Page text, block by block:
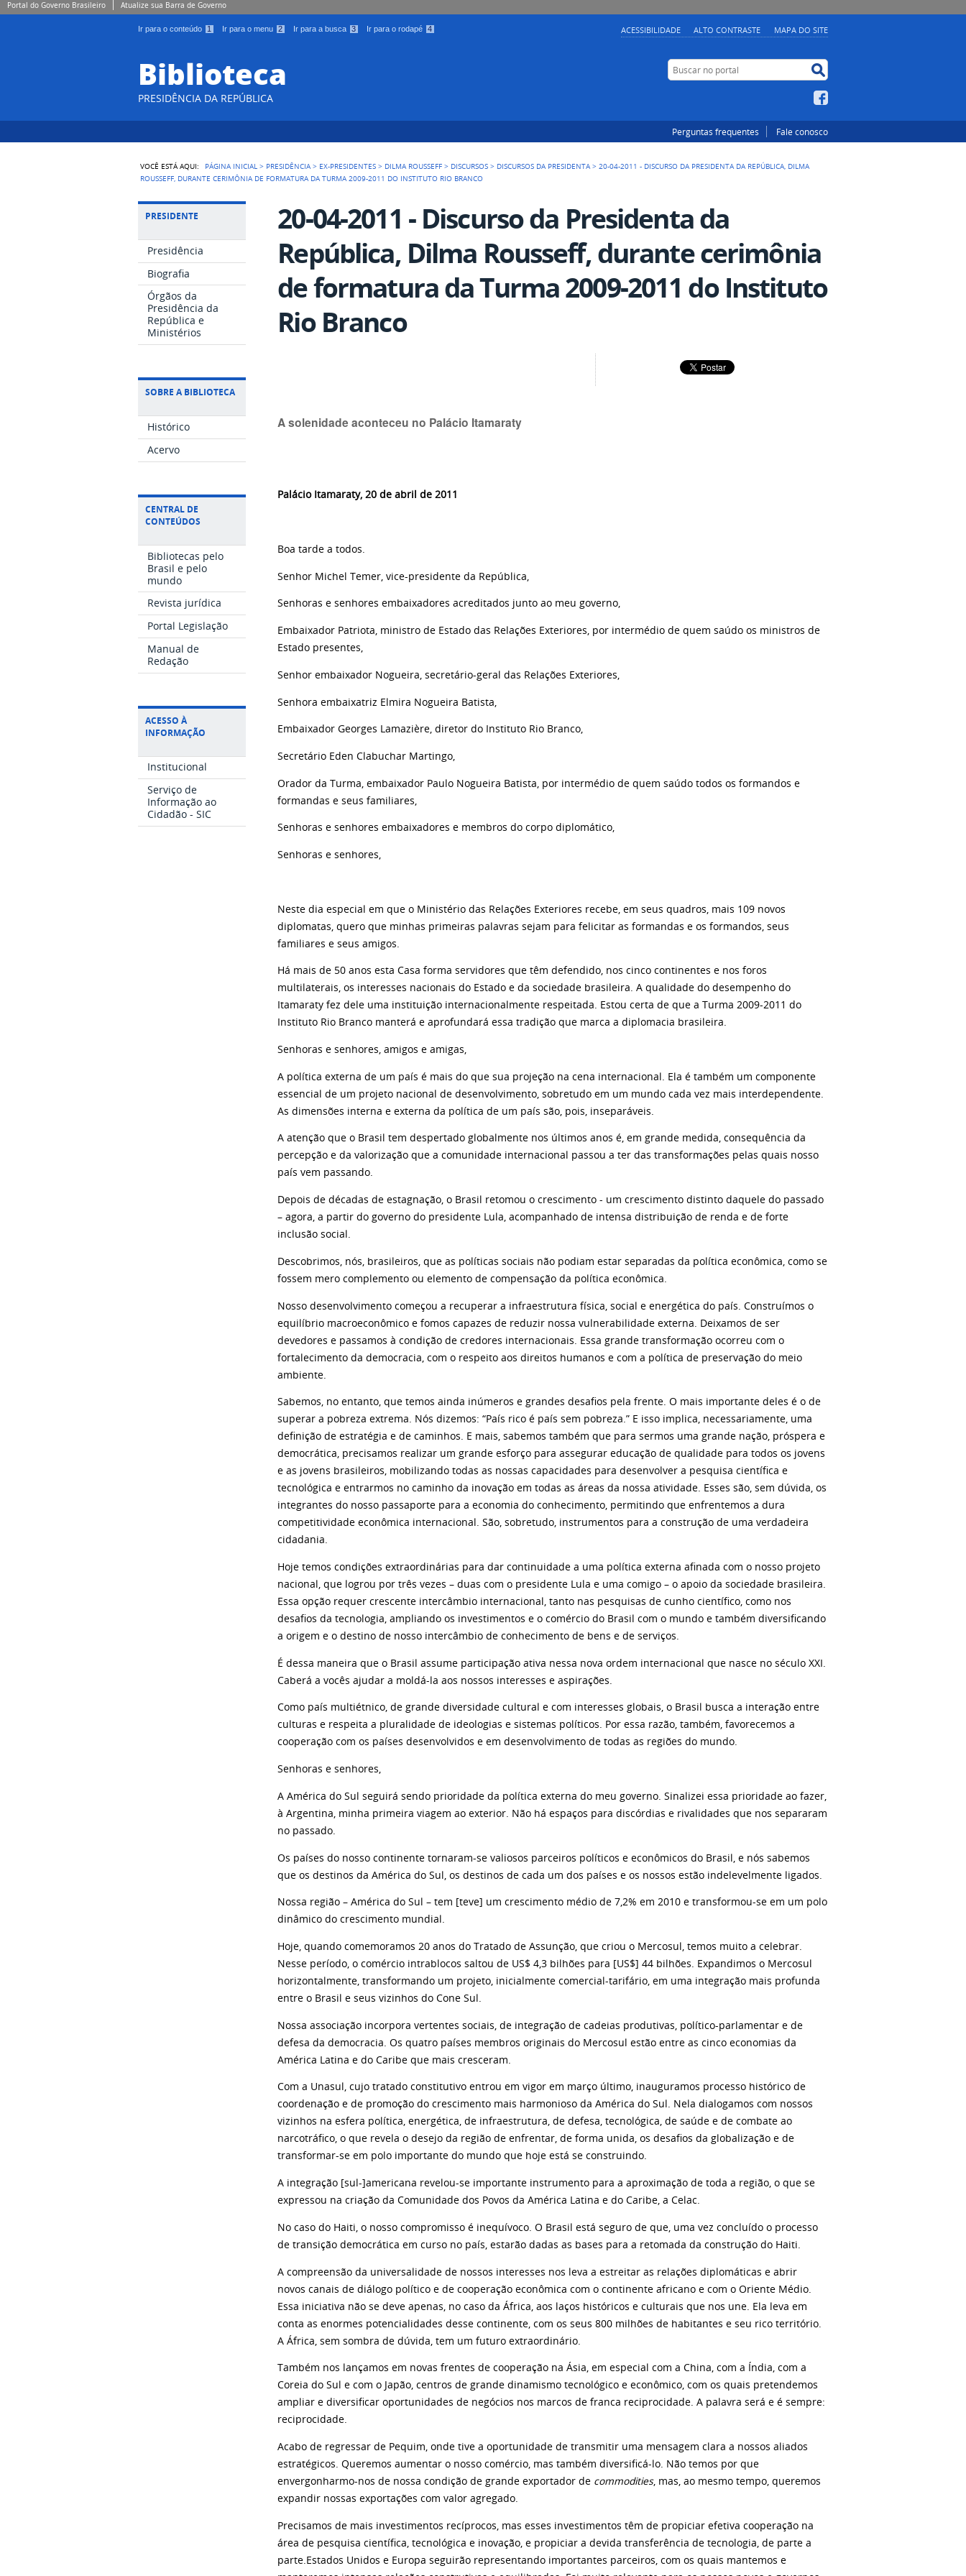
Portal do Governo Brasileiro Atualize sua Barra de Governo
Ir para o conteúdo 1 Ir para o menu 2 Ir para a busca 3 Ir para o rodapé 4 ACESSIBILIDADE ALTO CONTRASTE MAPA DO SITE
Biblioteca
PRESIDÊNCIA DA REPÚBLICA
Buscar no portal
Perguntas frequentes Fale conosco
VOCÊ ESTÁ AQUI: PÁGINA INICIAL > PRESIDÊNCIA > EX-PRESIDENTES > DILMA ROUSSEFF > DISCURSOS > DISCURSOS DA PRESIDENTA >20-04-2011 - DISCURSO DA PRESIDENTA DA REPÚBLICA, DILMA
ROUSSEFF, DURANTE CERIMÔNIA DE FORMATURA DA TURMA 2009-2011 DO INSTITUTO RIO BRANCO
PRESIDENTE
Presidência
Biografia
Órgãos da
Presidência da
República e
Ministérios
SOBRE A BIBLIOTECA
Histórico
Acervo
CENTRAL DE
CONTEÚDOS
Bibliotecas pelo
Brasil e pelo
mundo
Revista jurídica
Portal Legislação
Manual de
Redação
ACESSO À
INFORMAÇÃO
Institucional
Serviço de
Informação ao
Cidadão - SIC
20-04-2011 - Discurso da Presidenta da
República, Dilma Rousseff, durante cerimônia
de formatura da Turma 2009-2011 do Instituto
Rio Branco
A solenidade aconteceu no Palácio Itamaraty
Palácio Itamaraty, 20 de abril de 2011
Boa tarde a todos.
Senhor Michel Temer, vice-presidente da República,
Senhoras e senhores embaixadores acreditados junto ao meu governo,
Embaixador Patriota, ministro de Estado das Relações Exteriores, por intermédio de quem saúdo os ministros de
Estado presentes,
Senhor embaixador Nogueira, secretário-geral das Relações Exteriores,
Senhora embaixatriz Elmira Nogueira Batista,
Embaixador Georges Lamazière, diretor do Instituto Rio Branco,
Secretário Eden Clabuchar Martingo,
Orador da Turma, embaixador Paulo Nogueira Batista, por intermédio de quem saúdo todos os formandos e
formandas e seus familiares,
Senhoras e senhores embaixadores e membros do corpo diplomático,
Senhoras e senhores,
Neste dia especial em que o Ministério das Relações Exteriores recebe, em seus quadros, mais 109 novos
diplomatas, quero que minhas primeiras palavras sejam para felicitar as formandas e os formandos, seus
familiares e seus amigos.
Há mais de 50 anos esta Casa forma servidores que têm defendido, nos cinco continentes e nos foros
multilaterais, os interesses nacionais do Estado e da sociedade brasileira. A qualidade do desempenho do
Itamaraty fez dele uma instituição internacionalmente respeitada. Estou certa de que a Turma 2009-2011 do
Instituto Rio Branco manterá e aprofundará essa tradição que marca a diplomacia brasileira.
Senhoras e senhores, amigos e amigas,
A política externa de um país é mais do que sua projeção na cena internacional. Ela é também um componente
essencial de um projeto nacional de desenvolvimento, sobretudo em um mundo cada vez mais interdependente.
As dimensões interna e externa da política de um país são, pois, inseparáveis.
A atenção que o Brasil tem despertado globalmente nos últimos anos é, em grande medida, consequência da
percepção e da valorização que a comunidade internacional passou a ter das transformações pelas quais nosso
país vem passando.
Depois de décadas de estagnação, o Brasil retomou o crescimento - um crescimento distinto daquele do passado
– agora, a partir do governo do presidente Lula, acompanhado de intensa distribuição de renda e de forte
inclusão social.
Descobrimos, nós, brasileiros, que as políticas sociais não podiam estar separadas da política econômica, como se
fossem mero complemento ou elemento de compensação da política econômica.
Nosso desenvolvimento começou a recuperar a infraestrutura física, social e energética do país. Construímos o
equilíbrio macroeconômico e fomos capazes de reduzir nossa vulnerabilidade externa. Deixamos de ser
devedores e passamos à condição de credores internacionais. Essa grande transformação ocorreu com o
fortalecimento da democracia, com o respeito aos direitos humanos e com a política de preservação do meio
ambiente.
Sabemos, no entanto, que temos ainda inúmeros e grandes desafios pela frente. O mais importante deles é o de
superar a pobreza extrema. Nós dizemos: “País rico é país sem pobreza.” E isso implica, necessariamente, uma
definição de estratégia e de caminhos. E mais, sabemos também que para sermos uma grande nação, próspera e
democrática, precisamos realizar um grande esforço para assegurar educação de qualidade para todos os jovens
e as jovens brasileiros, mobilizando todas as nossas capacidades para desenvolver a pesquisa científica e
tecnológica e entrarmos no caminho da inovação em todas as áreas da nossa atividade. Esses são, sem dúvida, os
integrantes do nosso passaporte para a economia do conhecimento, permitindo que enfrentemos a dura
competitividade econômica internacional. São, sobretudo, instrumentos para a construção de uma verdadeira
cidadania.
Hoje temos condições extraordinárias para dar continuidade a uma política externa afinada com o nosso projeto
nacional, que logrou por três vezes – duas com o presidente Lula e uma comigo – o apoio da sociedade brasileira.
Essa opção requer crescente intercâmbio internacional, tanto nas pesquisas de cunho científico, como nos
desafios da tecnologia, ampliando os investimentos e o comércio do Brasil com o mundo e também diversificando
a origem e o destino de nosso intercâmbio de conhecimento de bens e de serviços.
É dessa maneira que o Brasil assume participação ativa nessa nova ordem internacional que nasce no século XXI.
Caberá a vocês ajudar a moldá-la aos nossos interesses e aspirações.
Como país multiétnico, de grande diversidade cultural e com interesses globais, o Brasil busca a interação entre
culturas e respeita a pluralidade de ideologias e sistemas políticos. Por essa razão, também, favorecemos a
cooperação com os países desenvolvidos e em desenvolvimento de todas as regiões do mundo.
Senhoras e senhores,
A América do Sul seguirá sendo prioridade da política externa do meu governo. Sinalizei essa prioridade ao fazer,
à Argentina, minha primeira viagem ao exterior. Não há espaços para discórdias e rivalidades que nos separaram
no passado.
Os países do nosso continente tornaram-se valiosos parceiros políticos e econômicos do Brasil, e nós sabemos
que os destinos da América do Sul, os destinos de cada um dos países e os nossos estão indelevelmente ligados.
Nossa região – América do Sul – tem [teve] um crescimento médio de 7,2% em 2010 e transformou-se em um polo
dinâmico do crescimento mundial.
Hoje, quando comemoramos 20 anos do Tratado de Assunção, que criou o Mercosul, temos muito a celebrar.
Nesse período, o comércio intrablocos saltou de US$ 4,3 bilhões para [US$] 44 bilhões. Expandimos o Mercosul
horizontalmente, transformando um projeto, inicialmente comercial-tarifário, em uma integração mais profunda
entre o Brasil e seus vizinhos do Cone Sul.
Nossa associação incorpora vertentes sociais, de integração de cadeias produtivas, político-parlamentar e de
defesa da democracia. Os quatro países membros originais do Mercosul estão entre as cinco economias da
América Latina e do Caribe que mais cresceram.
Com a Unasul, cujo tratado constitutivo entrou em vigor em março último, inauguramos processo histórico de
coordenação e de promoção do crescimento mais harmonioso da América do Sul. Nela dialogamos com nossos
vizinhos na esfera política, energética, de infraestrutura, de defesa, tecnológica, de saúde e de combate ao
narcotráfico, o que revela o desejo da região de enfrentar, de forma unida, os desafios da globalização e de
transformar-se em polo importante do mundo que hoje está se construindo.
A integração [sul-]americana revelou-se importante instrumento para a aproximação de toda a região, o que se
expressou na criação da Comunidade dos Povos da América Latina e do Caribe, a Celac.
No caso do Haiti, o nosso compromisso é inequívoco. O Brasil está seguro de que, uma vez concluído o processo
de transição democrática em curso no país, estarão dadas as bases para a retomada da construção do Haiti.
A compreensão da universalidade de nossos interesses nos leva a estreitar as relações diplomáticas e abrir
novos canais de diálogo político e de cooperação econômica com o continente africano e com o Oriente Médio.
Essa iniciativa não se deve apenas, no caso da África, aos laços históricos e culturais que nos une. Ela leva em
conta as enormes potencialidades desse continente, com os seus 800 milhões de habitantes e seu rico território.
A África, sem sombra de dúvida, tem um futuro extraordinário.
Também nos lançamos em novas frentes de cooperação na Ásia, em especial com a China, com a Índia, com a
Coreia do Sul e com o Japão, centros de grande dinamismo tecnológico e econômico, com os quais pretendemos
ampliar e diversificar oportunidades de negócios nos marcos de franca reciprocidade. A palavra será e é sempre:
reciprocidade.
Acabo de regressar de Pequim, onde tive a oportunidade de transmitir uma mensagem clara a nossos aliados
estratégicos. Queremos aumentar o nosso comércio, mas também diversificá-lo. Não temos por que
envergonharmo-nos de nossa condição de grande exportador de commodities, mas, ao mesmo tempo, queremos
expandir nossas exportações com valor agregado.
Precisamos de mais investimentos recíprocos, mas esses investimentos têm de propiciar efetiva cooperação na
área de pesquisa científica, tecnológica e inovação, e propiciar a devida transferência de tecnologia, de parte a
parte.Estados Unidos e Europa seguirão representando importantes parceiros, com os quais mantemos e